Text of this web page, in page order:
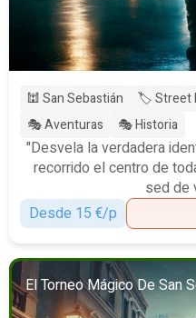
🕍 San Sebastián 🏷️ Street
🎭 Aventuras
🎭 Historia
"Desvela la verdadera
recorrido el centro de
sed de
Desde 15 €/p
El Torneo Mágico De San